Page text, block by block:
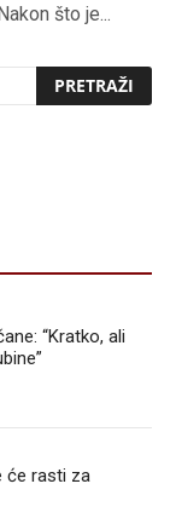
što je...
“Kratko, ali
će rasti za